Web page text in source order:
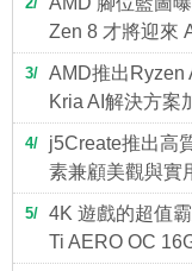
Zen 8 才將迎來
3
AMD推出Ryzen
Kria AI解決方案
4
j5Create推出高
素兼顧美觀與實
5
4K 遊戲的超值
Ti AERO OC